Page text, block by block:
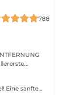
788
Entsperren Sie Ihr ultimatives Entspannungsziel! Eine sanfte, sanfte Behandlung, die muskuläre Spannungen lindert, die Durchblutung erhöht und ein allgemeines Gefühl der Entspannung fördert. Vorteile einer entspannenden Massage: - verbessert den Schlaf - reduziert Stress - löst Muskelverspannungen Wie wird eine entspannende Massage durchgeführt? - Kopf und Nacken werden massiert - Schultern und Rücken werden massiert - Hände und Arme werden massiert - Füße und Beine werden massiert - Bauch wird massiert Altersbeschränkungen: es gibt keine Altersbeschränkungen für dieses Verfahren. Empfehlungen nach dem Verfahren: treiben Sie 2-3 Stunden nach dem Eingriff keinen Sport und machen Sie keine scharfen Bewegungen. Häufigkeit: 1-2 Mal pro Woche, insgesamt 10 Mal. Wiederholen Sie dies alle 3-6 Monate.